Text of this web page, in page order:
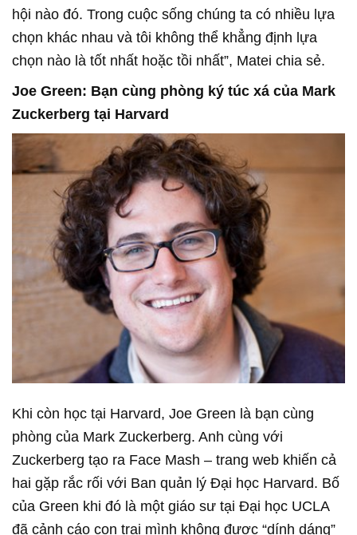
hội nào đó. Trong cuộc sống chúng ta có nhiều lựa
chọn khác nhau và tôi không thể khẳng định lựa
chọn nào là tốt nhất hoặc tồi nhất”, Matei chia sẻ.
Joe Green: Bạn cùng phòng ký túc xá của Mark
Zuckerberg tại Harvard
Khi còn học tại Harvard, Joe Green là bạn cùng
phòng của Mark Zuckerberg. Anh cùng với
Zuckerberg tạo ra Face Mash – trang web khiến cả
hai gặp rắc rối với Ban quản lý Đại học Harvard. Bố
của Green khi đó là một giáo sư tại Đại học UCLA
đã cảnh cáo con trai mình không được “dính dáng”